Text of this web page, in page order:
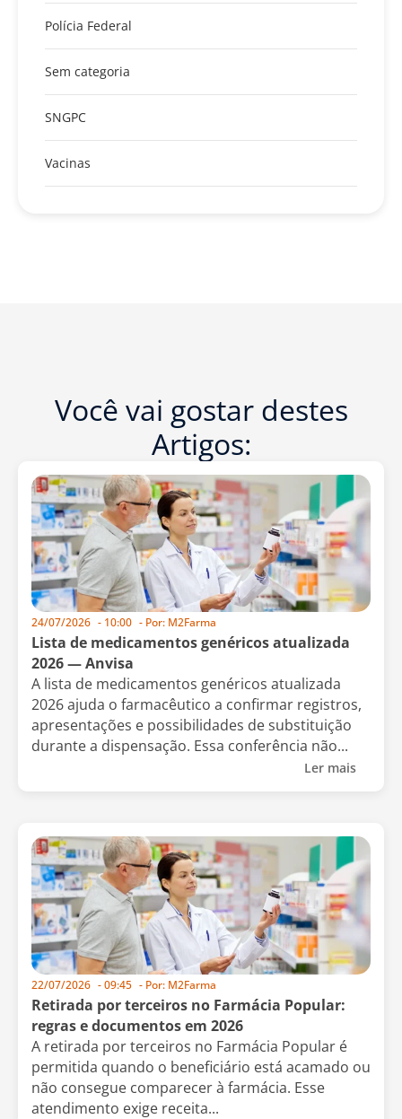
Polícia Federal
Sem categoria
SNGPC
Vacinas
Você vai gostar destes
Artigos:
24/07/2026 - 10:00 - Por: M2Farma
Lista de medicamentos genéricos atualizada
2026 — Anvisa
A lista de medicamentos genéricos atualizada
2026 ajuda o farmacêutico a confirmar registros,
apresentações e possibilidades de substituição
durante a dispensação. Essa conferência não...
Ler mais
22/07/2026 -09:45 - Por: M2Farma
Retirada por terceiros no Farmácia Popular:
regras e documentos em 2026
A retirada por terceiros no Farmácia Popular é
permitida quando o beneficiário está acamado ou
não consegue comparecer à farmácia. Esse
atendimento exige receita...